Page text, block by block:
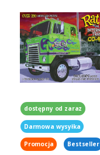
dostępny od zaraz
Darmowa wysyłka
Promocja Bestseller